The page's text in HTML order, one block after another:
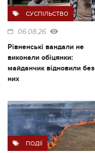
СУСПІЛЬСТВО
06.08.26
Рівненські вандали не
виконали обіцянки:
майданчик відновили без
них
ПОДІЇ